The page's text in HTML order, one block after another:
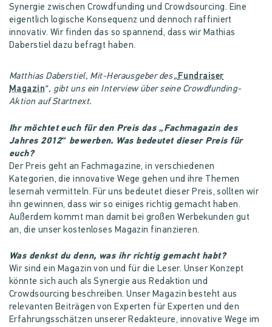
Synergie zwischen Crowdfunding und Crowdsourcing. Eine
eigentlich logische Konsequenz und dennoch raffiniert
innovativ. Wir finden das so spannend, dass wir Mathias
Daberstiel dazu befragt haben.
Matthias Daberstiel, Mit-Herausgeber des „Fundraiser
Magazin“, gibt uns ein Interview über seine Crowdfunding-
Aktion auf Startnext.
Ihr möchtet euch für den Preis das „Fachmagazin des
Jahres 2012“ bewerben. Was bedeutet dieser Preis für
euch?
Der Preis geht an Fachmagazine, in verschiedenen
Kategorien, die innovative Wege gehen und ihre Themen
lesernah vermitteln. Für uns bedeutet dieser Preis, sollten wir
ihn gewinnen, dass wir so einiges richtig gemacht haben.
Außerdem kommt man damit bei großen Werbekunden gut
an, die unser kostenloses Magazin finanzieren.
Was denkst du denn, was ihr richtig gemacht habt?
Wir sind ein Magazin von und für die Leser. Unser Konzept
könnte sich auch als Synergie aus Redaktion und
Crowdsourcing beschreiben. Unser Magazin besteht aus
relevanten Beiträgen von Experten für Experten und den
Erfahrungsschätzen unserer Redakteure, innovative Wege im